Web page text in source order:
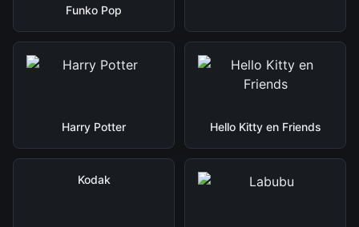
Funko Pop
Harry Potter Hello Kitty en Friends
Kodak